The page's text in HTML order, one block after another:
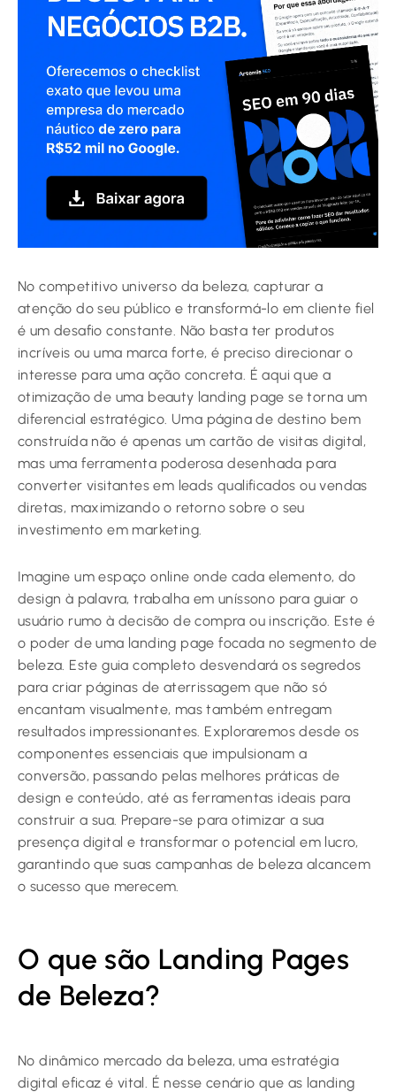
No competitivo universo da beleza, capturar a
atenção do seu público e transformá-lo em cliente fiel
é um desafio constante. Não basta ter produtos
incríveis ou uma marca forte, é preciso direcionar o
interesse para uma ação concreta. É aqui que a
otimização de uma beauty landing page se torna um
diferencial estratégico. Uma página de destino bem
construída não é apenas um cartão de visitas digital,
mas uma ferramenta poderosa desenhada para
converter visitantes em leads qualificados ou vendas
diretas, maximizando o retorno sobre o seu
investimento em marketing.
Imagine um espaço online onde cada elemento, do
design à palavra, trabalha em uníssono para guiar o
usuário rumo à decisão de compra ou inscrição. Este é
o poder de uma landing page focada no segmento de
beleza. Este guia completo desvendará os segredos
para criar páginas de aterrissagem que não só
encantam visualmente, mas também entregam
resultados impressionantes. Exploraremos desde os
componentes essenciais que impulsionam a
conversão, passando pelas melhores práticas de
design e conteúdo, até as ferramentas ideais para
construir a sua. Prepare-se para otimizar a sua
presença digital e transformar o potencial em lucro,
garantindo que suas campanhas de beleza alcancem
o sucesso que merecem.
O que são Landing Pages
de Beleza?
No dinâmico mercado da beleza, uma estratégia
digital eficaz é vital. É nesse cenário que as landing